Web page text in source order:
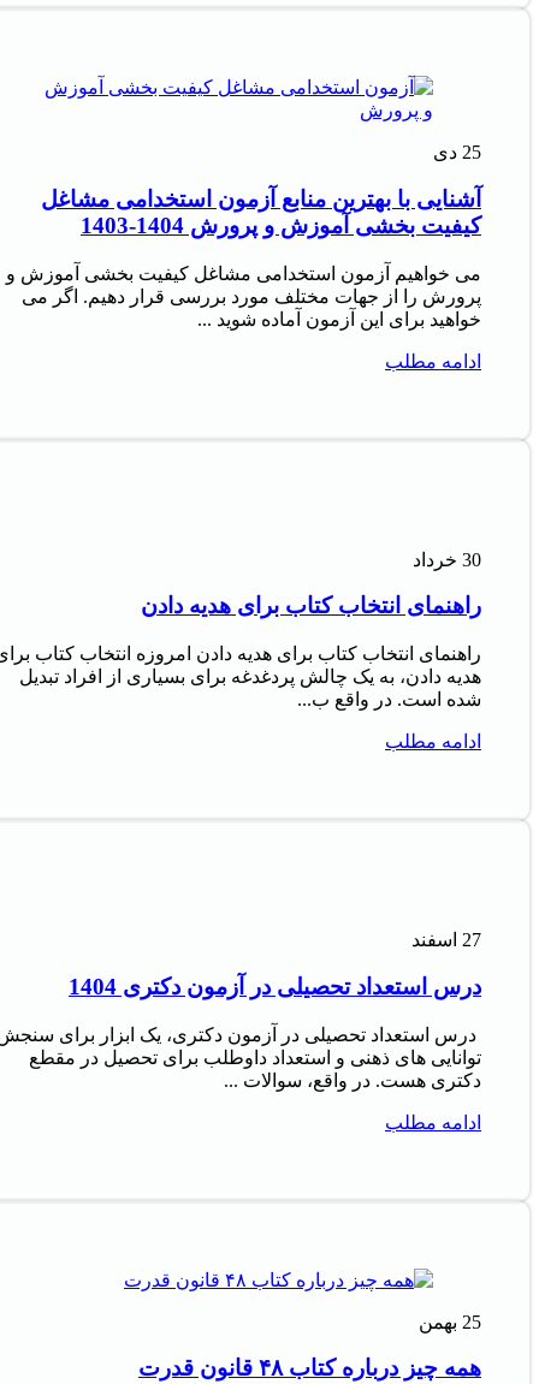
25 دی
آشنایی با بهترین منابع آزمون استخدامی مشاغل
کیفیت بخشی آموزش و پرورش 1404-1403
می خواهیم آزمون استخدامی مشاغل کیفیت بخشی آموزش و
پرورش را از جهات مختلف مورد بررسی قرار دهیم. اگر می
خواهید برای این آزمون آماده شوید ...
ادامه مطلب
30 خرداد
راهنمای انتخاب کتاب برای هدیه دادن
راهنمای انتخاب کتاب برای هدیه دادن امروزه انتخاب کتاب
هدیه دادن، به یک چالش پردغدغه برای بسیاری از افراد تبدیل
شده است. در واقع ب...
ادامه مطلب
27 اسفند
درس استعداد تحصیلی در آزمون دکتری 1404
درس استعداد تحصیلی در آزمون دکتری، یک ابزار برای
توانایی های ذهنی و استعداد داوطلب برای تحصیل در مقطع
دکتری هست. در واقع، سوالات ...
ادامه مطلب
25 بهمن
همه چیز درباره کتاب ۴۸ قانون قدرت